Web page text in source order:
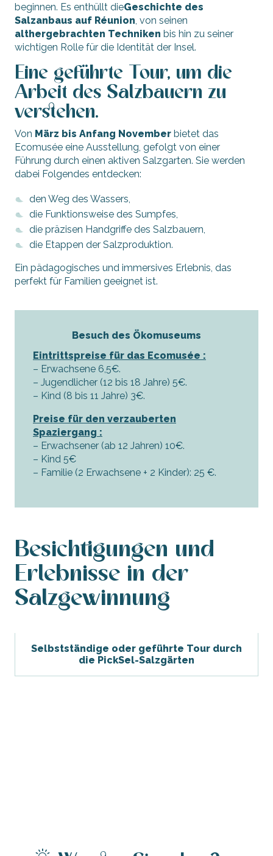
beginnen. Es enthüllt dieGeschichte des
Salzanbaus auf Réunion , von seinen
althergebrachten Techniken bis hin zu seiner
wichtigen Rolle für die Identität der Insel.
Eine geführte Tour, um die
Arbeit des Salzbauern zu
verstehen.
Von März bis Anfang November bietet das
Ecomusée eine Ausstellung, gefolgt von einer
Führung durch einen aktiven Salzgarten. Sie werden
dabei Folgendes entdecken:
den Weg des Wassers,
die Funktionsweise des Sumpfes,
die präzisen Handgriffe des Salzbauern,
die Etappen der Salzproduktion.
Ein pädagogisches und immersives Erlebnis, das
perfekt für Familien geeignet ist.
Besuch des Ökomuseums
Eintrittspreise für das Ecomusée :
– Erwachsene 6,5€.
– Jugendlicher (12 bis 18 Jahre) 5€.
– Kind (8 bis 11 Jahre) 3€.
Preise für den verzauberten
Spaziergang :
– Erwachsener (ab 12 Jahren) 10€.
– Kind 5€
– Familie (2 Erwachsene + 2 Kinder): 25 €.
Besichtigungen und
Erlebnisse in der
Salzgewinnung
Selbstständige oder geführte Tour durch
die PickSel-Salzgärten